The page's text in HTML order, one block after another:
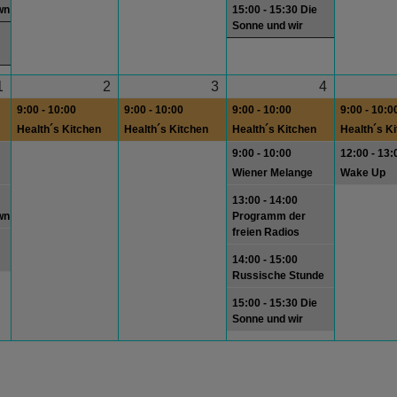
15:00 - 15:30 Die
Sonne und wir
2
9:00 - 10:00
Health´s Kitchen
3
9:00 - 10:00
Health´s Kitchen
4
9:00 - 10:00
Health´s Kitchen
9:00 - 10:00
Wiener Melange
13:00 - 14:00
Programm der
freien Radios
14:00 - 15:00
Russische Stunde
15:00 - 15:30 Die
Sonne und wir
9:00 -
Health´s
12:00 -
Wake Up